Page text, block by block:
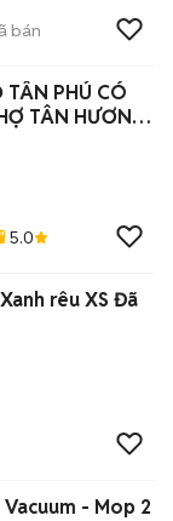
bán
TÂN PHÚ CÓ
TÂN HƯƠNG,
5.0
rêu XS Đã
- Mop 2